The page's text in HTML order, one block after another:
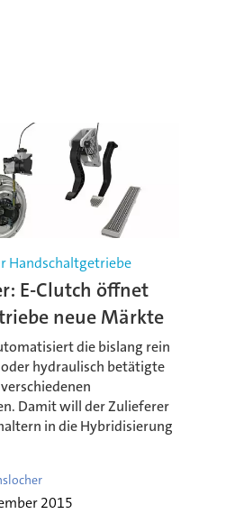
Handschaltgetriebe
E-Clutch öffnet
neue Märkte
die bislang rein
hydraulisch betätigte
Damit will der Zulieferer
in die Hybridisierung
2015